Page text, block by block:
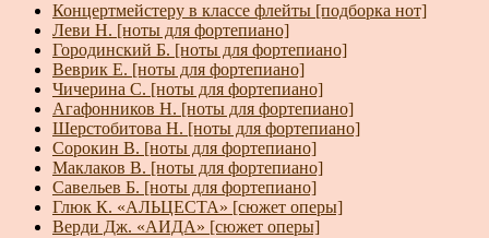
Концертмейстеру в классе флейты [подборка нот]
Леви Н. [ноты для фортепиано]
Городинский Б. [ноты для фортепиано]
Веврик Е. [ноты для фортепиано]
Чичерина С. [ноты для фортепиано]
Агафонников Н. [ноты для фортепиано]
Шерстобитова Н. [ноты для фортепиано]
Сорокин В. [ноты для фортепиано]
Маклаков В. [ноты для фортепиано]
Савельев Б. [ноты для фортепиано]
Глюк К. «АЛЬЦЕСТА» [сюжет оперы]
Верди Дж. «АИДА» [сюжет оперы]